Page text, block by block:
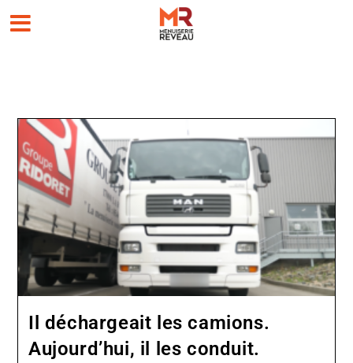
Il déchargeait les camions.
Aujourd’hui, il les conduit.